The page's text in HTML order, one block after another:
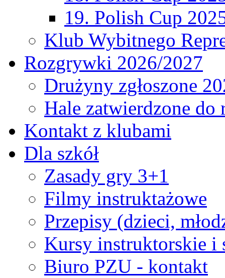
19. Polish Cup
Klub Wybitnego
Rozgrywki 2026/2027
Drużyny zgłoszone
Hale zatwierdzone
Kontakt z klubami
Dla szkół
Zasady gry 3+1
Filmy instruktażowe
Przepisy (dzieci,
Kursy instruktorskie i
Biuro PZU - kontakt